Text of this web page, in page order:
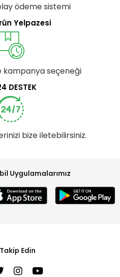
ödeme sistemi
Yelpazesi
kampanya seçeneği
DESTEK
bize iletebilirsiniz.
Uygulamalarımız
Edin